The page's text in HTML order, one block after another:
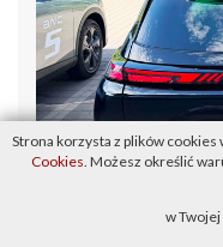
Strona korzysta z plików cookies
Cookies. Możesz określić
w